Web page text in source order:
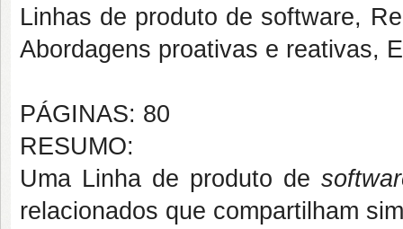
Linhas de produto de software,
Abordagens proativas e reativas,
PÁGINAS: 80
RESUMO:
Uma Linha de produto de
relacionados que compartilham